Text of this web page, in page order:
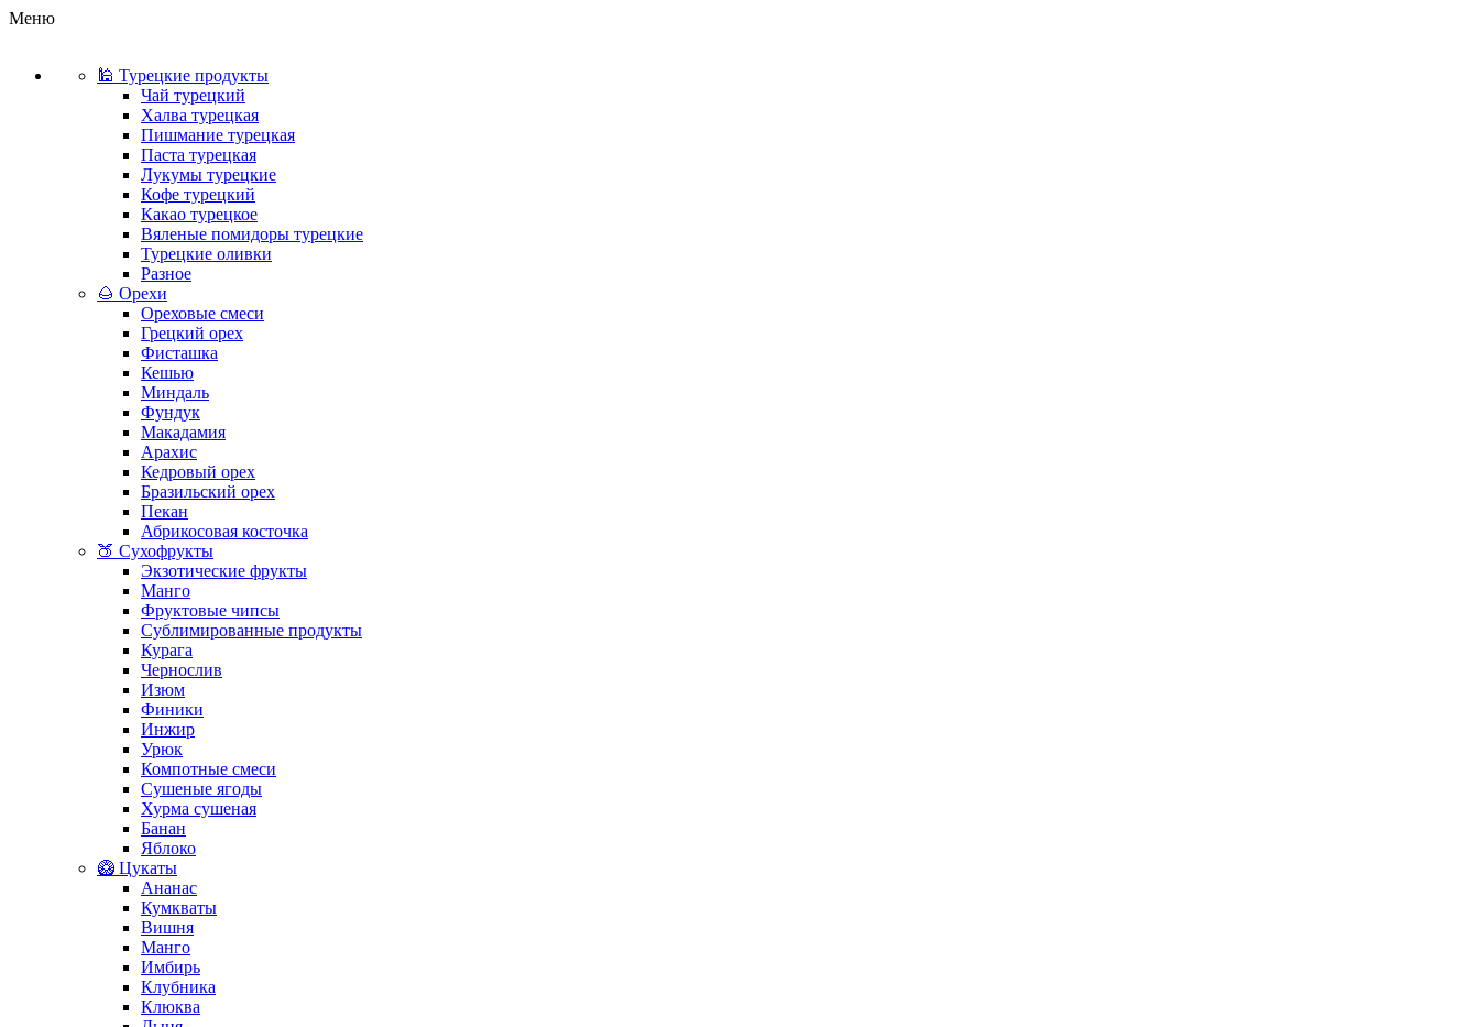
Меню
🕌 Турецкие продукты
Чай турецкий
Халва турецкая
Пишмание турецкая
Паста турецкая
Лукумы турецкие
Кофе турецкий
Какао турецкое
Вяленые помидоры турецкие
Турецкие оливки
Разное
🌰 Орехи
Ореховые смеси
Грецкий орех
Фисташка
Кешью
Миндаль
Фундук
Макадамия
Арахис
Кедровый орех
Бразильский орех
Пекан
Абрикосовая косточка
🍑 Сухофрукты
Экзотические фрукты
Манго
Фруктовые чипсы
Сублимированные продукты
Курага
Чернослив
Изюм
Финики
Инжир
Урюк
Компотные смеси
Сушеные ягоды
Хурма сушеная
Банан
Яблоко
🥝 Цукаты
Ананас
Кумкваты
Вишня
Манго
Имбирь
Клубника
Клюква